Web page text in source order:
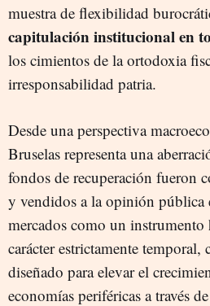
muestra de flexibilidad
capitulación institucional en
los cimientos de la ortodoxia
irresponsabilidad patria.
Desde una perspectiva
Bruselas representa una
fondos de recuperación fueron
y vendidos a la opinión pública
mercados como un
carácter estrictamente
diseñado para elevar el
economías periféricas a través